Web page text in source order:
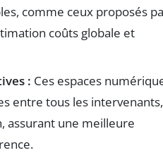
comme ceux proposés
coûts globale et
: Ces espaces
entre tous les intervenants,
assurant une meilleure